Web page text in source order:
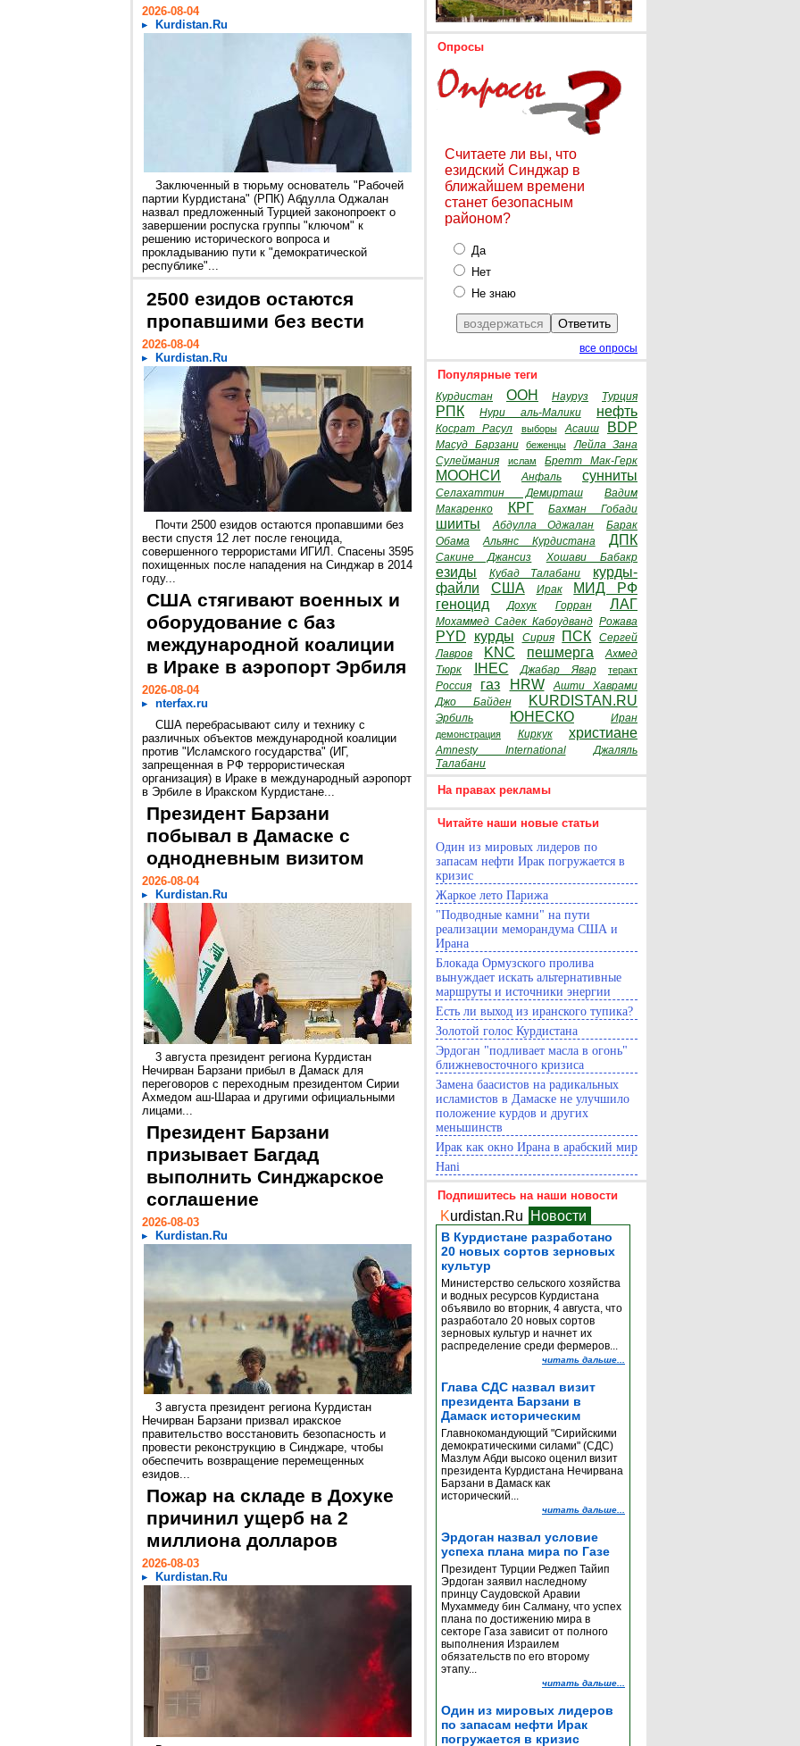
2026-08-04
Kurdistan.Ru
Заключенный в тюрьму основатель "Рабочей
партии Курдистана" (РПК) Абдулла Оджалан
назвал предложенный Турцией законопроект о
завершении роспуска группы "ключом" к
решению исторического вопроса и
прокладыванию пути к "демократической
республике"...
2500 езидов остаются
пропавшими без вести
2026-08-04
Kurdistan.Ru
Почти 2500 езидов остаются пропавшими без
вести спустя 12 лет после геноцида,
совершенного террористами ИГИЛ. Спасены 3595
похищенных после нападения на Синджар в 2014
году...
США стягивают военных и
оборудование с баз
международной коалиции
в Ираке в аэропорт Эрбиля
2026-08-04
nterfax.ru
США перебрасывают силу и технику с
различных объектов международной коалиции
против "Исламского государства" (ИГ,
запрещенная в РФ террористическая
организация) в Ираке в международный аэропорт
в Эрбиле в Иракском Курдистане...
Президент Барзани
побывал в Дамаске с
однодневным визитом
2026-08-04
Kurdistan.Ru
3 августа президент региона Курдистан
Нечирван Барзани прибыл в Дамаск для
переговоров с переходным президентом Сирии
Ахмедом аш-Шараа и другими официальными
лицами...
Президент Барзани
призывает Багдад
выполнить Синджарское
соглашение
2026-08-03
Kurdistan.Ru
3 августа президент региона Курдистан
Нечирван Барзани призвал иракское
правительство восстановить безопасность и
провести реконструкцию в Синджаре, чтобы
обеспечить возвращение перемещенных
езидов...
Пожар на складе в Дохуке
причинил ущерб на 2
миллиона долларов
2026-08-03
Kurdistan.Ru
Опросы
Считаете ли вы, что
езидский Синджар в
ближайшем времени
станет безопасным
районом?
Да
Нет
Не знаю
все опросы
Популярные теги
Курдистан ООН Науруз Турция
РПК Нури аль-Малики нефть
Косрат Расул выборы Асаиш BDP
Масуд Барзани беженцы
Лейла Зана
Сулеймания
ислам Бретт Мак-Герк
МООНСИ Анфаль сунниты
Селахаттин Демирташ
Вадим
Макаренко
КРГ Бахман Гобади
шииты Абдулла Оджалан
Барак
Обама
Альянс Курдистана ДПК
Сакине Джансиз Хошави Бабакр
езиды Кубад Талабани
курды-
файли
США Ирак
МИД РФ
геноцид
Дохук Горран ЛАГ
Мохаммед Садек Кабоудванд Рожава
PYD курды Сирия ПСК
Сергей
Лавров
KNC пешмерга
Ахмед
Тюрк
IHEC Джабар Явар теракт
Россия газ HRW
Ашти Хаврами
Джо Байден
KURDISTAN.RU
Эрбиль ЮНЕСКО Иран
демонстрация Киркук христиане
Amnesty International
Джаляль
Талабани
На правах рекламы
Читайте наши новые статьи
Один из мировых лидеров по
запасам нефти Ирак погружается в
кризис
Жаркое лето Парижа
"Подводные камни" на пути
реализации меморандума США и
Ирана
Блокада Ормузского пролива
вынуждает искать альтернативные
маршруты и источники энергии
Есть ли выход из иранского тупика?
Золотой голос Курдистана
Эрдоган "подливает масла в огонь"
ближневосточного кризиса
Замена баасистов на радикальных
исламистов в Дамаске не улучшило
положение курдов и других
меньшинств
Ирак как окно Ирана в арабский мир
Hani
Подпишитесь на наши новости
Kurdistan.Ru Новости
В Курдистане разработано
20 новых сортов зерновых
культур
Министерство сельского хозяйства
и водных ресурсов Курдистана
объявило во вторник, 4 августа, что
разработало 20 новых сортов
зерновых культур и начнет их
распределение среди фермеров...
читать дальше...
Глава СДС назвал визит
президента Барзани в
Дамаск историческим
Главнокомандующий "Сирийскими
демократическими силами" (СДС)
Мазлум Абди высоко оценил визит
президента Курдистана Нечирвана
Барзани в Дамаск как
исторический...
читать дальше...
Эрдоган назвал условие
успеха плана мира по Газе
Президент Турции Реджеп Тайип
Эрдоган заявил наследному
принцу Саудовской Аравии
Мухаммеду бин Салману, что успех
плана по достижению мира в
секторе Газа зависит от полного
выполнения Израилем
обязательств по его второму
этапу...
читать дальше...
Один из мировых лидеров
по запасам нефти Ирак
погружается в кризис